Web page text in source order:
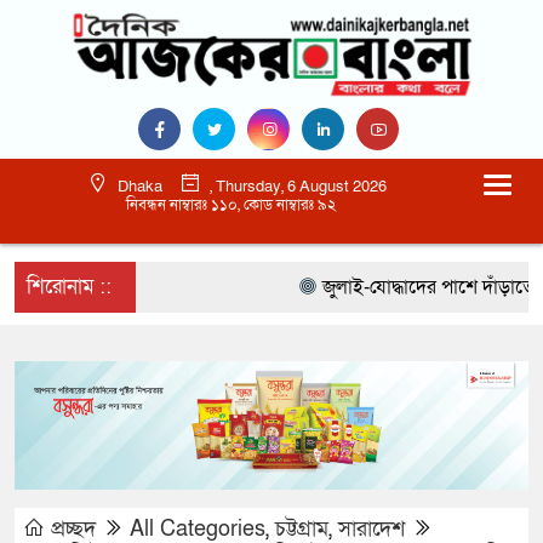
Dhaka
, Thursday, 6 August 2026
নিবন্ধন নাম্বারঃ ১১০, কোড নাম্বারঃ ৯২
শিরোনাম :: জুলাই-যোদ্ধাদের পাশে দাঁড়াতে
প্রচ্ছদ All Categories,চট্টগ্রাম,সারাদেশ